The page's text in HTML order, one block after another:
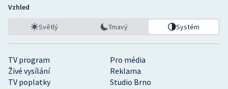
TV program
Pro média
Živé vysílání
Reklama
TV poplatky
Studio Brno
Vzhled
Světlý Tmavý Systém